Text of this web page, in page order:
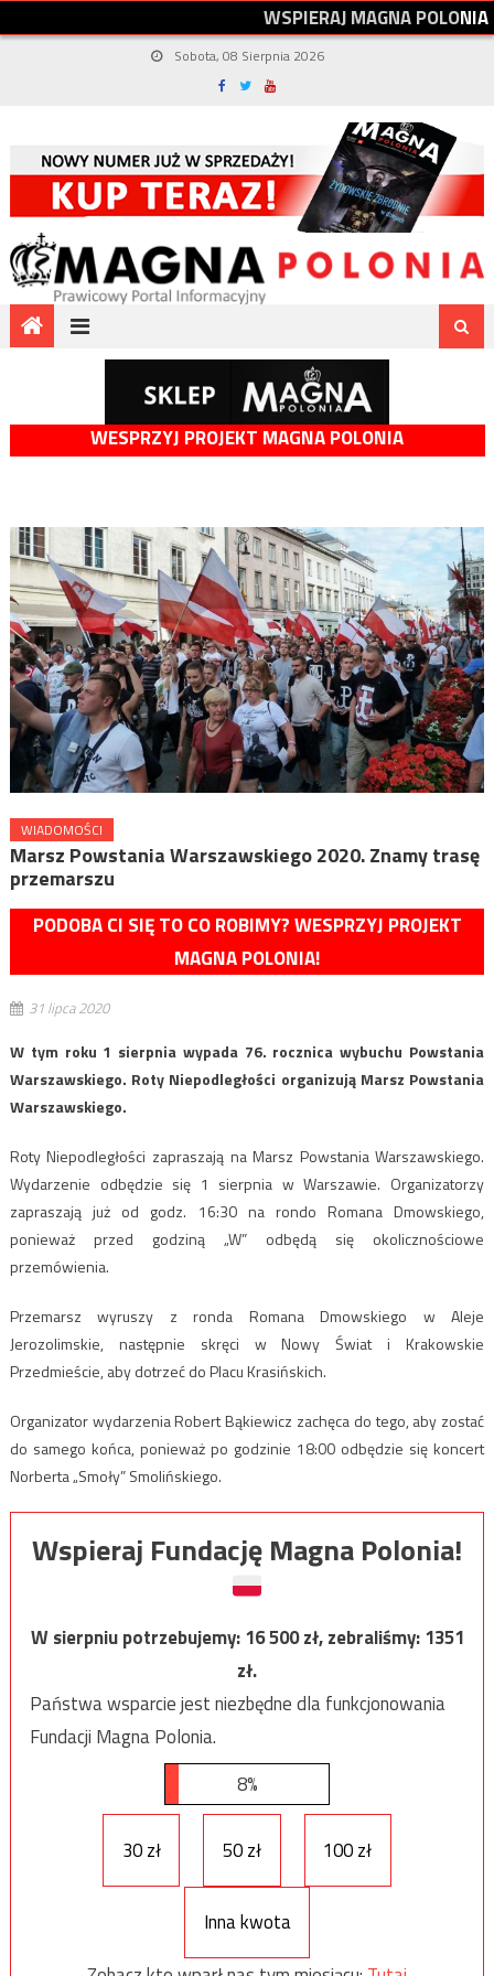
WSPIERAJMAGNAPOLONIA
Sobota, 08 Sierpnia 2026
WESPRZYJ PROJEKT MAGNA POLONIA
WIADOMOŚCI
Marsz Powstania Warszawskiego 2020. Znamy trasę
przemarszu
PODOBA CI SIĘ TO CO ROBIMY? WESPRZYJ PROJEKT
MAGNA POLONIA!
31 lipca 2020
W tym roku 1 sierpnia wypada 76. rocznica wybuchu Powstania
Warszawskiego. Roty Niepodległości organizują Marsz Powstania
Warszawskiego.
Roty Niepodległości zapraszają na Marsz Powstania Warszawskiego.
Wydarzenie odbędzie się 1 sierpnia w Warszawie. Organizatorzy
zapraszają już od godz. 16:30 na rondo Romana Dmowskiego,
ponieważ przed godziną „W” odbędą się okolicznościowe
przemówienia.
Przemarsz wyruszy z ronda Romana Dmowskiego w Aleje
Jerozolimskie, następnie skręci w Nowy Świat i Krakowskie
Przedmieście, aby dotrzeć do Placu Krasińskich.
Organizator wydarzenia Robert Bąkiewicz zachęca do tego, aby zostać
do samego końca, ponieważ po godzinie 18:00 odbędzie się koncert
Norberta „Smoły” Smolińskiego.
Wspieraj Fundację Magna Polonia!
W sierpniu potrzebujemy:16 500zł, zebraliśmy:1351
zł.
Państwa wsparcie jest niezbędne dla funkcjonowania
Fundacji Magna Polonia.
8%
30 zł 50 zł 100 zł
Inna kwota